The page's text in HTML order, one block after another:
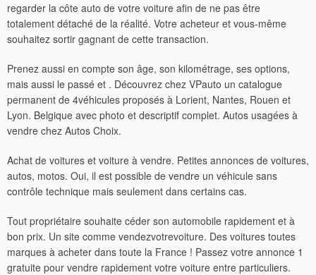
regarder la côte auto de votre voiture afin de ne pas être
totalement détaché de la réalité. Votre acheteur et vous-même
souhaitez sortir gagnant de cette transaction.
Prenez aussi en compte son âge, son kilométrage, ses options,
mais aussi le passé et . Découvrez chez VPauto un catalogue
permanent de 4véhicules proposés à Lorient, Nantes, Rouen et
Lyon. Belgique avec photo et descriptif complet. Autos usagées à
vendre chez Autos Choix.
Achat de voitures et voiture à vendre. Petites annonces de voitures,
autos, motos. Oui, il est possible de vendre un véhicule sans
contrôle technique mais seulement dans certains cas.
Tout propriétaire souhaite céder son automobile rapidement et à
bon prix. Un site comme vendezvotrevoiture. Des voitures toutes
marques à acheter dans toute la France ! Passez votre annonce 1
gratuite pour vendre rapidement votre voiture entre particuliers.